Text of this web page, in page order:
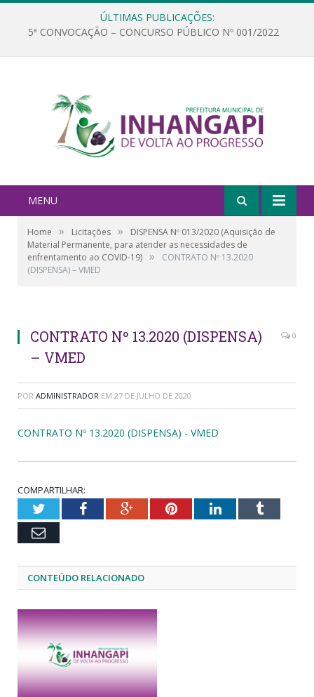
ÚLTIMAS PUBLICAÇÕES:
5ª CONVOCAÇÃO – CONCURSO PÚBLICO Nº 001/2022
MENU
Home » Licitações »
DISPENSA Nº 013/2020 (Aquisição de
Material Permanente, para atender as necessidades de
enfrentamento ao COVID-19) »
CONTRATO Nº 13.2020
(DISPENSA) – VMED
CONTRATO Nº 13.2020 (DISPENSA)
– VMED
0
POR ADMINISTRADOR EM 27 DE JULHO DE 2020
CONTRATO Nº 13.2020 (DISPENSA) - VMED
COMPARTILHAR:
TwitterFacebookGoogle+PinterestLinkedInTumblr
Email
CONTEÚDO RELACIONADO